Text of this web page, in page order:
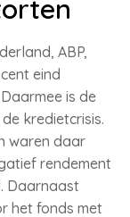
ABP,
eind
is de
kredietcrisis.
waren daar
rendement
Daarnaast
het fonds met